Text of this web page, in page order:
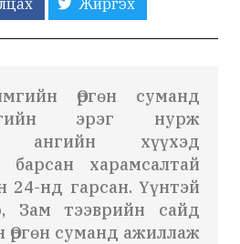
Жиргэх
Өргөн суманд
эрэг нурж
ангийн хүүхэд
харамсалтай
24-нд гарсан. Үүнтэй
Зам тээврийн сайд
Өргөн суманд ажиллаж